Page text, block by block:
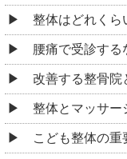
整体はどれくら
腰痛で受診する
改善する整骨院
整体とマッサー
こども整体の重